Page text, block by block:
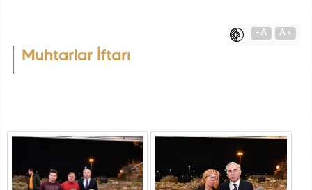
-A A+
Muhtarlar İftarı